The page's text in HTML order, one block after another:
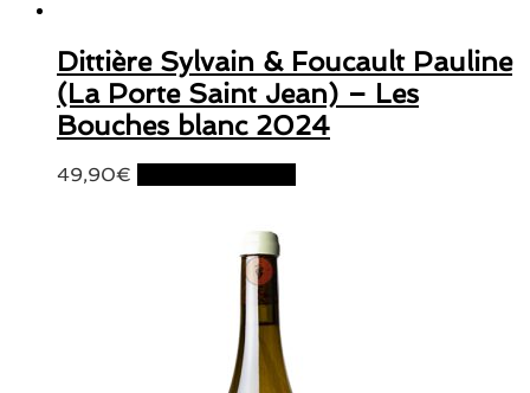
Dittière Sylvain & Foucault Pauline
(La Porte Saint Jean) – Les
Bouches blanc 2024
49,90€